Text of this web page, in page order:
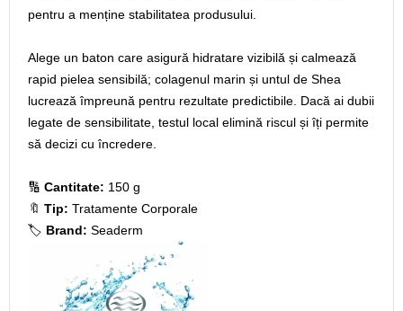
pentru a menține stabilitatea produsului.
Alege un baton care asigură hidratare vizibilă și calmează
rapid pielea sensibilă; colagenul marin și untul de Shea
lucrează împreună pentru rezultate predictibile. Dacă ai dubii
legate de sensibilitate, testul local elimină riscul și îți permite
să decizi cu încredere.
🔢 Cantitate: 150 g
🔖 Tip: Tratamente Corporale
🏷️ Brand: Seaderm